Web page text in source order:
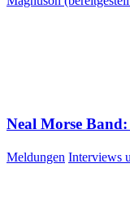
Neal Morse
Meldungen Interviews